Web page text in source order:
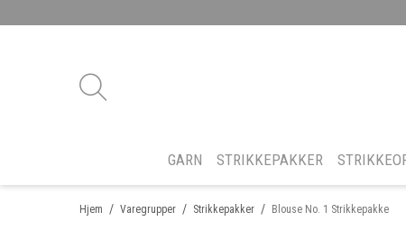
GARN STRIKKEPAKKER
/
Hjem /
Varegrupper /
Strikkepakker Blouse No. 1 Strikkepakke